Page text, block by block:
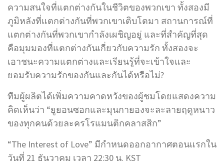
ความสนใจที่แตกต่างกันในชีวิตของพวกเขา ทั้งสองมี
ภูมิหลังที่แตกต่างกันที่พวกเขาเติบโตมา สถานการณ์ที่
แตกต่างกันที่พวกเขากำลังเผชิญอยู่ และที่สำคัญที่สุด
คือมุมมองที่แตกต่างกันเกี่ยวกับความรัก ทั้งสองจะ
เอาชนะความแตกต่างและเรียนรู้ที่จะเข้าใจและ
ยอมรับความรักของกันและกันได้หรือไม่?
ทีมผู้ผลิตได้เพิ่มความคาดหวังของผู้ชมโดยแสดงความ
คิดเห็นว่า “ยูยอนซอกและมุนกายองจะละลายฤดูหนาว
ของทุกคนด้วยละครโรแมนติกคลาสสิก”
“The Interest of Love” มีกำหนดออกอากาศตอนแรกใน
วันที่ 21 ธันวาคม เวลา 22:30 น. KST